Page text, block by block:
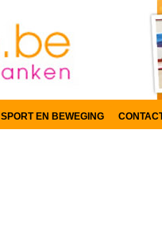
SPORT EN BEWEGING